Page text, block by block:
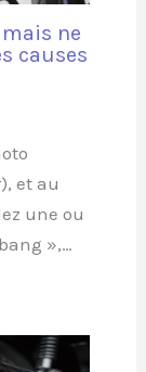
ne
causes
et au
une ou
»,…